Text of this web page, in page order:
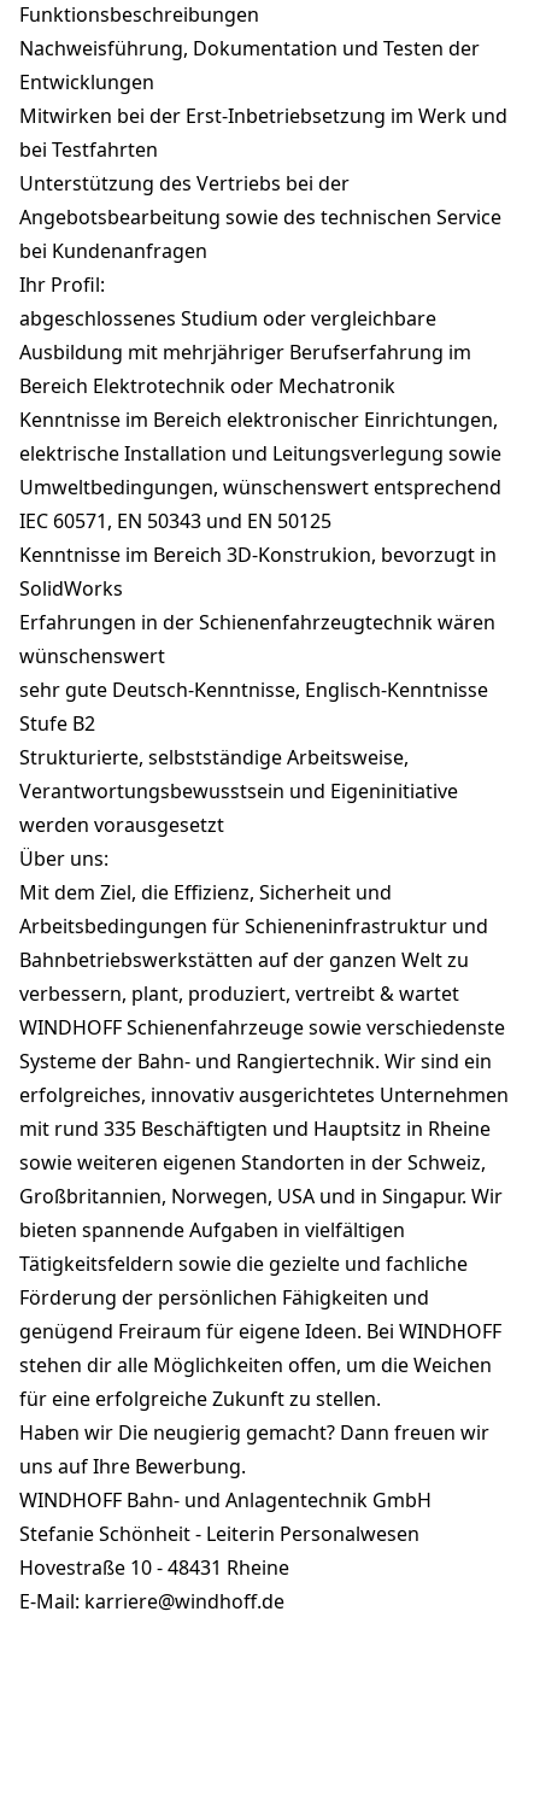
Funktionsbeschreibungen
Nachweisführung, Dokumentation und Testen der
Entwicklungen
Mitwirken bei der Erst-Inbetriebsetzung im Werk und
bei Testfahrten
Unterstützung des Vertriebs bei der
Angebotsbearbeitung sowie des technischen Service
bei Kundenanfragen
Ihr Profil:
abgeschlossenes Studium oder vergleichbare
Ausbildung mit mehrjähriger Berufserfahrung im
Bereich Elektrotechnik oder Mechatronik
Kenntnisse im Bereich elektronischer Einrichtungen,
elektrische Installation und Leitungsverlegung sowie
Umweltbedingungen, wünschenswert entsprechend
IEC 60571, EN 50343 und EN 50125
Kenntnisse im Bereich 3D-Konstrukion, bevorzugt in
SolidWorks
Erfahrungen in der Schienenfahrzeugtechnik wären
wünschenswert
sehr gute Deutsch-Kenntnisse, Englisch-Kenntnisse
Stufe B2
Strukturierte, selbstständige Arbeitsweise,
Verantwortungsbewusstsein und Eigeninitiative
werden vorausgesetzt
Über uns:
Mit dem Ziel, die Effizienz, Sicherheit und
Arbeitsbedingungen für Schieneninfrastruktur und
Bahnbetriebswerkstätten auf der ganzen Welt zu
verbessern, plant, produziert, vertreibt & wartet
WINDHOFF Schienenfahrzeuge sowie verschiedenste
Systeme der Bahn- und Rangiertechnik. Wir sind ein
erfolgreiches, innovativ ausgerichtetes Unternehmen
mit rund 335 Beschäftigten und Hauptsitz in Rheine
sowie weiteren eigenen Standorten in der Schweiz,
Großbritannien, Norwegen, USA und in Singapur. Wir
bieten spannende Aufgaben in vielfältigen
Tätigkeitsfeldern sowie die gezielte und fachliche
Förderung der persönlichen Fähigkeiten und
genügend Freiraum für eigene Ideen. Bei WINDHOFF
stehen dir alle Möglichkeiten offen, um die Weichen
für eine erfolgreiche Zukunft zu stellen.
Haben wir Die neugierig gemacht? Dann freuen wir
uns auf Ihre Bewerbung.
WINDHOFF Bahn- und Anlagentechnik GmbH
Stefanie Schönheit - Leiterin Personalwesen
Hovestraße 10 - 48431 Rheine
E-Mail: karriere@windhoff.de